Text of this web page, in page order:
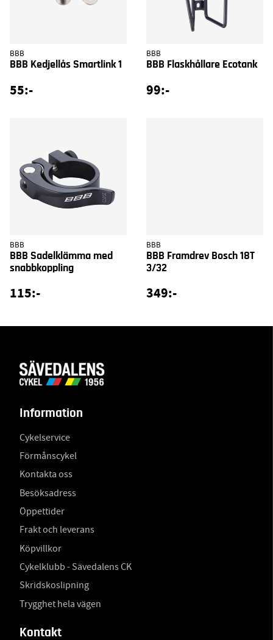
BBB
BBB Kedjellås Smartlink 1
55:-
BBB
BBB Flaskhållare Ecotank
99:-
BBB
BBB Sadelklämma med
snabbkoppling
115:-
BBB
BBB Framdrev Bosch 18T
3/32
349:-
Information
Cykelservice
Förmånscykel
Kontakta oss
Besöksadress
Öppettider
Frakt och leverans
Köpvillkor
Cykelklubb - Sävedalens CK
Skridskoslipning
Trygghet hela vägen
Kontakt